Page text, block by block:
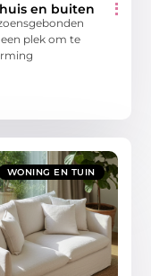
en buiten
plek om te
WONING EN TUIN